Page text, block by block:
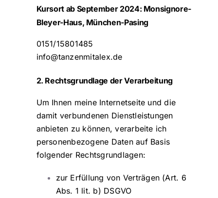
Kursort ab September 2024: Monsignore-
Bleyer-Haus, München-Pasing
0151/15801485
info@tanzenmitalex.de
2. Rechtsgrundlage der Verarbeitung
Um Ihnen meine Internetseite und die
damit verbundenen Dienstleistungen
anbieten zu können, verarbeite ich
personenbezogene Daten auf Basis
folgender Rechtsgrundlagen:
zur Erfüllung von Verträgen (Art. 6
Abs. 1 lit. b) DSGVO